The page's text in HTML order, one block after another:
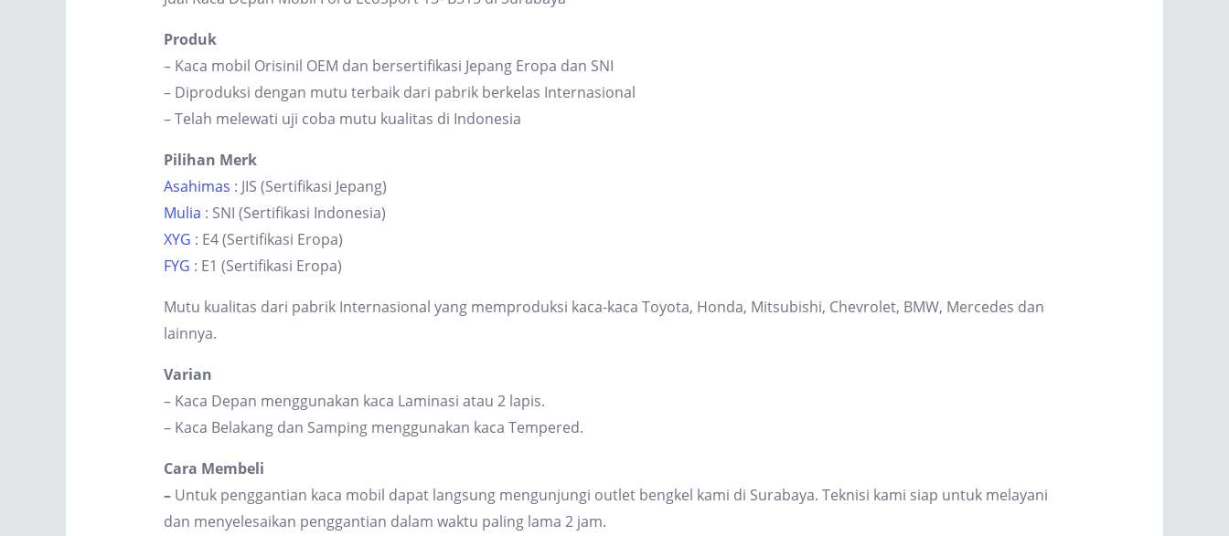
Produk
– Kaca mobil Orisinil OEM dan bersertifikasi Jepang Eropa dan SNI
– Diproduksi dengan mutu terbaik dari pabrik berkelas Internasional
– Telah melewati uji coba mutu kualitas di Indonesia
Pilihan Merk
Asahimas : JIS (Sertifikasi Jepang)
Mulia : SNI (Sertifikasi Indonesia)
XYG : E4 (Sertifikasi Eropa)
FYG : E1 (Sertifikasi Eropa)
Mutu kualitas dari pabrik Internasional yang memproduksi kaca-kaca Toyota, Honda, Mitsubishi, Chevrolet, BMW, Mercedes dan
lainnya.
Varian
– Kaca Depan menggunakan kaca Laminasi atau 2 lapis.
– Kaca Belakang dan Samping menggunakan kaca Tempered.
Cara Membeli
– Untuk penggantian kaca mobil dapat langsung mengunjungi outlet bengkel kami di Surabaya. Teknisi kami siap untuk melayani
dan menyelesaikan penggantian dalam waktu paling lama 2 jam.